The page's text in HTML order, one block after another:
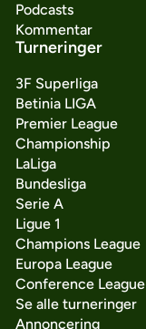
Podcasts
Kommentar
Turneringer
3F Superliga
Betinia LIGA
Premier League
Championship
LaLiga
Bundesliga
Serie A
Ligue 1
Champions League
Europa League
Conference League
Se alle turneringer
Annoncering